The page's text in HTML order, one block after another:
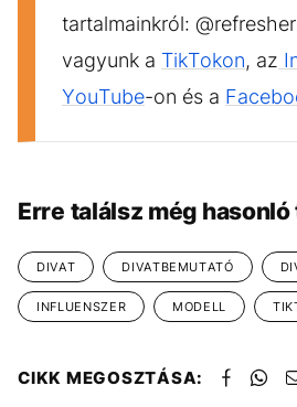
tartalmainkról:
vagyunk a TikTokon, az
YouTube-on és a
Erre találsz még
DIVAT DIVATBEMUTATÓ
INFLUENSZER MODELL
CIKK MEGOSZTÁSA: